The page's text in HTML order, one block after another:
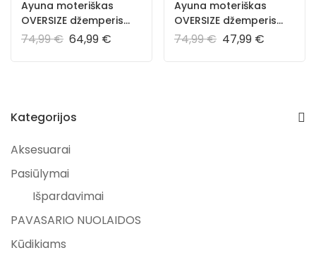
Kategorijos
Aksesuarai
Pasiūlymai
Išpardavimai
PAVASARIO NUOLAIDOS
Kūdikiams
Ayuna moteriškas
OVERSIZE džemperis
“Fleur Bleue”
74,99€ 64,99 €
Ayuna moteriškas
OVERSIZE džemperis
“Piscine”
74,99€ 47,99 €